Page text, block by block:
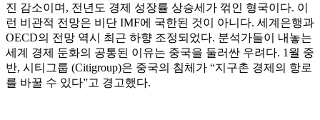
진 감소이며, 전년도 경제 성장률 상승세가 꺾인 형국이다. 이
런 비관적 전망은 비단 IMF에 국한된 것이 아니다. 세계은행과
OECD의 전망 역시 최근 하향 조정되었다. 분석가들이 내놓는
세계 경제 둔화의 공통된 이유는 중국을 둘러싼 우려다. 1월 중
반, 시티그룹 (Citigroup)은 중국의 침체가 “지구촌 경제의 항로
를 바꿀 수 있다”고 경고했다.